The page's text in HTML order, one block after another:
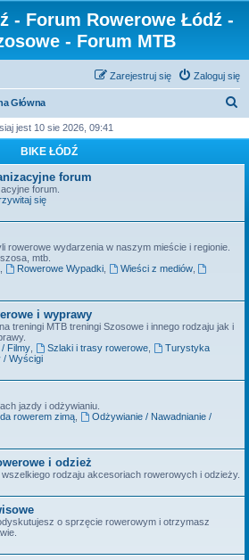
- Forum Rowerowe Łódź -
- Forum MTB
Zaloguj się
Zarejestruj się
Główna
k
jest 10 sie 2026, 09:41
BIKE ŁÓDŹ
forum
forum.
się
rowerowe wydarzenia w naszym mieście i regionie.
mtb.
Rowerowe Wypadki, Wieści z mediów,
i wyprawy
treningi MTB treningi Szosowe i innego rodzaju jak i
Filmy, Szlaki i trasy rowerowe,
Turystyka
/ Wyścigi
jazdy i odżywianiu.
rowerem zimą,
Odżywianie / Nawadnianie /
i odzież
rodzaju akcesoriach rowerowych i odzieży.
o sprzęcie rowerowym i otrzymasz